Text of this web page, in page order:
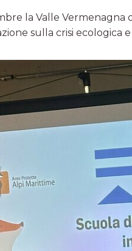
la Valle Vermenagna
sulla crisi ecologica